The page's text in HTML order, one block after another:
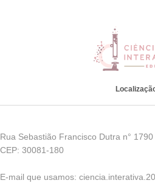
Rua Sebastião Francisco Dutra n°
CEP: 30081-180
E-mail que usamos: